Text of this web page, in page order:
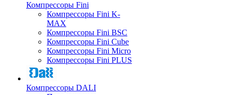
Компрессоры Fini
Компрессоры Fini K-
MAX
Компрессоры Fini BSC
Компрессоры Fini Cube
Компрессоры Fini Micro
Компрессоры Fini PLUS
Компрессоры DALI